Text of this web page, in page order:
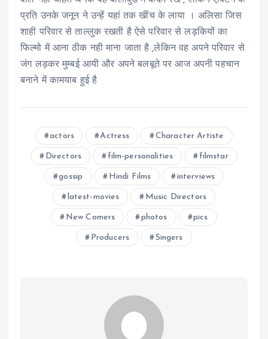
प्रति उनके जनून ने उन्हें यहां तक खींच के लाया । अलिसा जिस
शाही परिवार से ताल्लुक रखती है ऐसे परिवार से लड़कियों का
फिल्मो में आना ठीक नही माना जाता है ,लेकिन वह अपने परिवार से
जंग लड़कर मुम्बई आयी और अपने बलबूते पर आज अपनी पहचान
बनाने में कामयाब हुई है
actors Actress Character Artiste
Directors film-personalities filmstar
gossip Hindi Films interviews
latest-movies Music Directors
New Comers photos pics
Producers Singers